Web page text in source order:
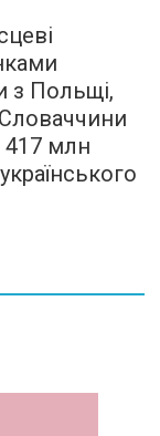
з Польщі,
Словаччини
417 млн